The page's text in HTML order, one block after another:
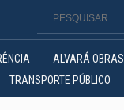
ALVARÁ OBRAS
TRANSPORTE PÚBLICO